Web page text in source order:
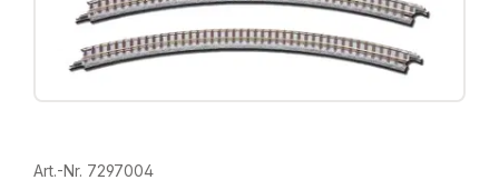
Art.-Nr. 7297004